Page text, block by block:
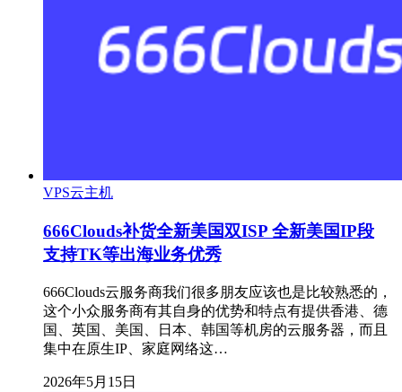
VPS云主机
666Clouds补货全新美国双ISP 全新美国IP段
支持TK等出海业务优秀
666Clouds云服务商我们很多朋友应该也是比较熟悉的，
这个小众服务商有其自身的优势和特点有提供香港、德
国、英国、美国、日本、韩国等机房的云服务器，而且
集中在原生IP、家庭网络这…
2026年5月15日